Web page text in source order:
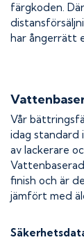
färgkoden.
har ångerrätt
Vår
idag standard
av lackerare
finish och är
jämfört med